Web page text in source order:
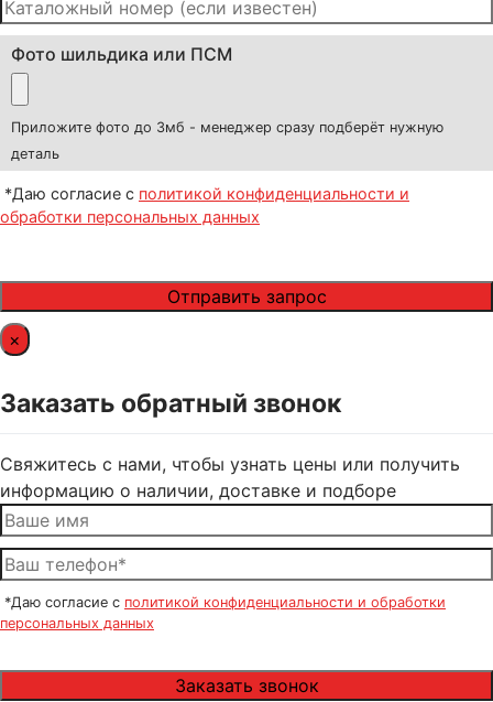
Фото шильдика или ПСМ
Приложите фото до 3мб - менеджер сразу подберёт нужную
деталь
*Даю согласие с политикой конфиденциальности и
обработки персональных данных
×
Заказать обратный звонок
Свяжитесь с нами, чтобы узнать цены или получить
информацию о наличии, доставке и подборе
*Даю согласие с политикой конфиденциальности и обработки
персональных данных